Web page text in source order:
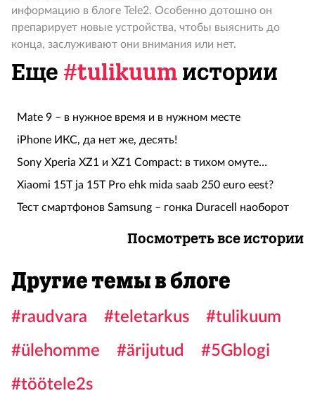
информацию в блоге Tele2. Особенно дотошно он
препарирует новые устройства, чтобы выяснить до
конца, заслуживают они внимания или нет.
Еще #tulikuum истории
Mate 9 – в нужное время и в нужном месте
iPhone ИКС, да нет же, десять!
Sony Xperia XZ1 и XZ1 Compact: в тихом омуте…
Xiaomi 15T ja 15T Pro ehk mida saab 250 euro eest?
Тест смартфонов Samsung – гонка Duracell наоборот
Посмотреть все истории
Другие темы в блоге
#raudvara #teletarkus
#tulikuum
#ülehomme
#ärijutud
#5Gblogi
#töötele2s